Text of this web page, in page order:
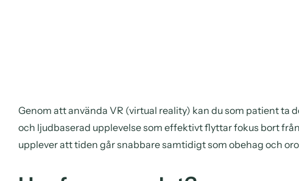
Genom att använda VR (virtual reality) kan du som patient ta
och ljudbaserad upplevelse som effektivt flyttar fokus bort
upplever att tiden går snabbare samtidigt som obehag och